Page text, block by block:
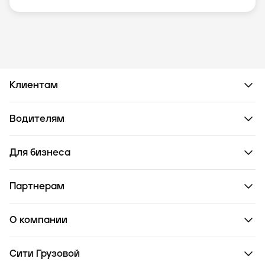
Клиентам
Водителям
Для бизнеса
Партнерам
О компании
Сити Грузовой